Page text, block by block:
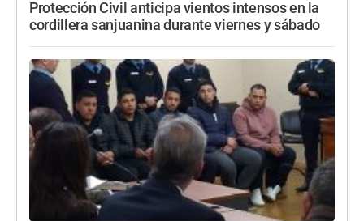
Protección Civil anticipa vientos intensos en la
cordillera sanjuanina durante viernes y sábado